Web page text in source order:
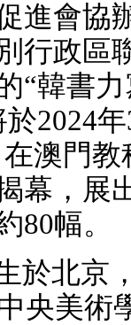
進會協
行政區
“韓書
於2024年
在澳門
幕，展
80幅。
於北京
央美術